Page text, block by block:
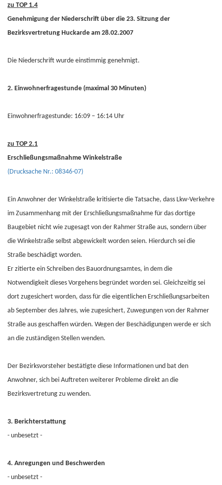
zu TOP 1.4
Genehmigung der Niederschrift über die 23. Sitzung der
Bezirksvertretung Huckarde am 28.02.2007
Die Niederschrift wurde einstimmig genehmigt.
2. Einwohnerfragestunde (maximal 30 Minuten)
Einwohnerfragestunde: 16:09 – 16:14 Uhr
zu TOP 2.1
Erschließungsmaßnahme Winkelstraße
(Drucksache Nr.: 08346-07)
Ein Anwohner der Winkelstraße kritisierte die Tatsache, dass Lkw-Verkehre
im Zusammenhang mit der Erschließungsmaßnahme für das dortige
Baugebiet nicht wie zugesagt von der Rahmer Straße aus, sondern über
die Winkelstraße selbst abgewickelt worden seien. Hierdurch sei die
Straße beschädigt worden.
Er zitierte ein Schreiben des Bauordnungsamtes, in dem die
Notwendigkeit dieses Vorgehens begründet worden sei. Gleichzeitig sei
dort zugesichert worden, dass für die eigentlichen Erschließungsarbeiten
ab September des Jahres, wie zugesichert, Zuwegungen von der Rahmer
Straße aus geschaffen würden. Wegen der Beschädigungen werde er sich
an die zuständigen Stellen wenden.
Der Bezirksvorsteher bestätigte diese Informationen und bat den
Anwohner, sich bei Auftreten weiterer Probleme direkt an die
Bezirksvertretung zu wenden.
3. Berichterstattung
- unbesetzt -
4. Anregungen und Beschwerden
- unbesetzt -